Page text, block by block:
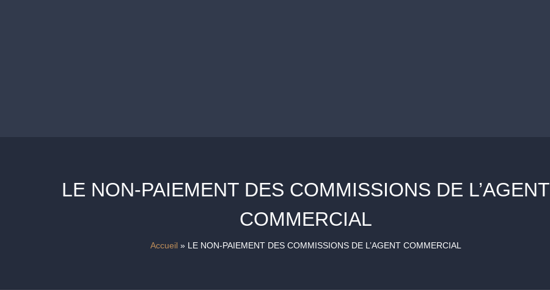
LE NON-PAIEMENT DES COMMISSIONS DE L’AGENT
COMMERCIAL
Accueil » LE NON-PAIEMENT DES COMMISSIONS DE L’AGENT COMMERCIAL